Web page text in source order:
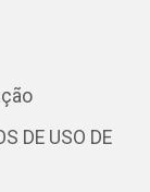
DE USO DE